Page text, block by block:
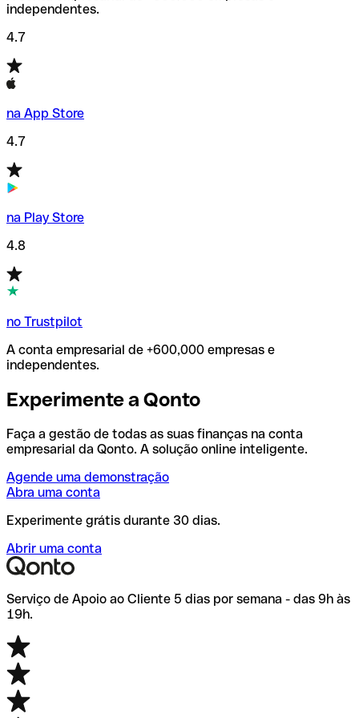
independentes.
4.7
na App Store
4.7
na Play Store
4.8
no Trustpilot
A conta empresarial de +600,000 empresas e
independentes.
Experimente a Qonto
Faça a gestão de todas as suas finanças na conta
empresarial da Qonto. A solução online inteligente.
Agende uma demonstração
Abra uma conta
Experimente grátis durante 30 dias.
Abrir uma conta
Serviço de Apoio ao Cliente 5 dias por semana - das 9h às
19h.